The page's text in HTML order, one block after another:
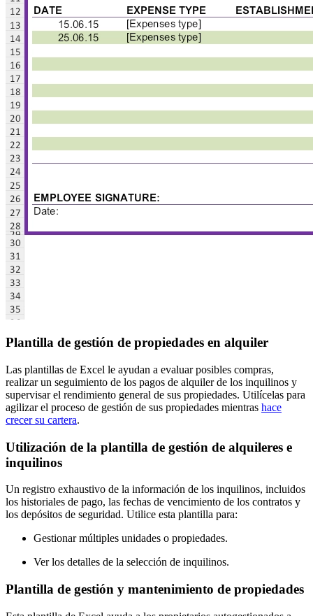
Plantilla de gestión de propiedades en alquiler
Las plantillas de Excel le ayudan a evaluar posibles compras,
realizar un seguimiento de los pagos de alquiler de los inquilinos y
supervisar el rendimiento general de sus propiedades. Utilícelas para
agilizar el proceso de gestión de sus propiedades mientras hace
crecer su cartera.
Utilización de la plantilla de gestión de alquileres e
inquilinos
Un registro exhaustivo de la información de los inquilinos, incluidos
los historiales de pago, las fechas de vencimiento de los contratos y
los depósitos de seguridad. Utilice esta plantilla para:
Gestionar múltiples unidades o propiedades.
Ver los detalles de la selección de inquilinos.
Plantilla de gestión y mantenimiento de propiedades